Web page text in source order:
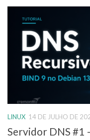
LINUX 14 DE JULHO DE
Servidor DNS #1